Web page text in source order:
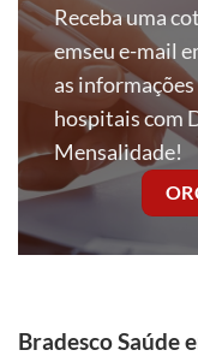
Receba uma
emseu e-mail
as
hospitais com
Mensalidade!
Bradesco Saúde